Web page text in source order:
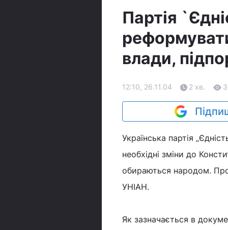
Партія
влади,
12:10, 26.11.04 2 хв. 3
Українська партія
необхідні зміни до
обираються народом. Про
УНІАН.
Як зазначається в